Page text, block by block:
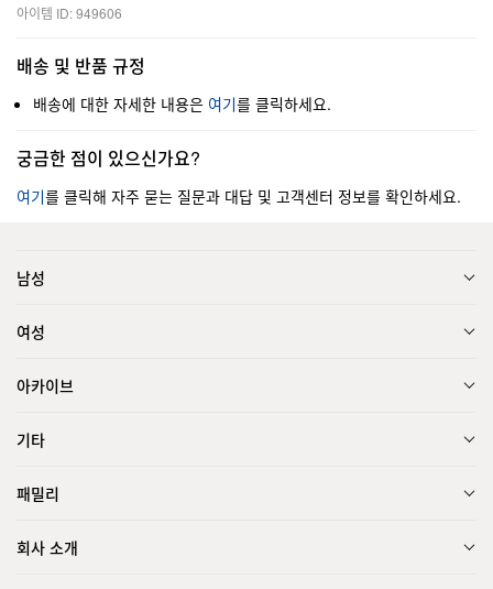
아이템 ID: 949606
배송 및 반품 규정
배송에 대한 자세한 내용은 여기를 클릭하세요.
궁금한 점이 있으신가요?
여기를 클릭해 자주 묻는 질문과 대답 및 고객센터 정보를 확인하세요.
남성
여성
아카이브
기타
패밀리
회사 소개